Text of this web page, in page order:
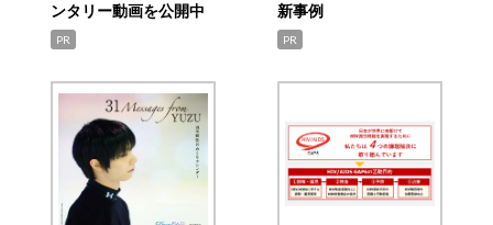
ンタリー動画を公開中
PR
新事例
PR